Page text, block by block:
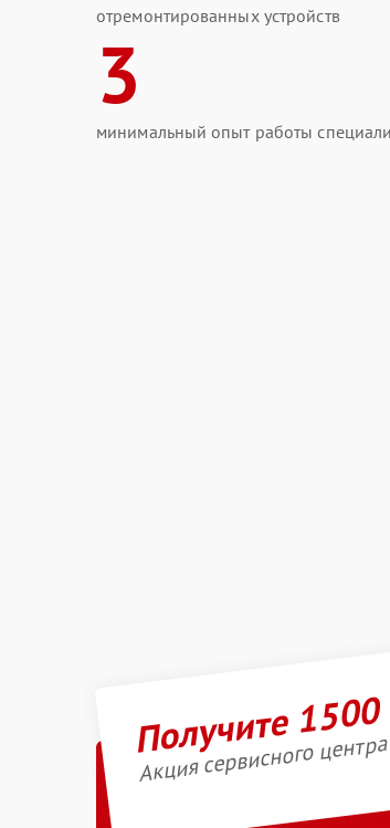
отремонтированных устройств
3
минимальный опыт работы
Получите
Акция сервисного